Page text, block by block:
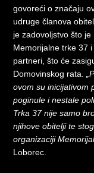
govoreći o značaju
udruge članova
je zadovoljstvo što
Memorijalne trke 37
partneri, što će
Domovinskog rata.
ovom su inicijativom
poginule i nestale
Trka 37 nije samo
njihove obitelji te
organizaciji
Loborec.